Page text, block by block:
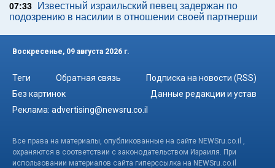
07:33
Известный израильский певец задержан по
подозрению в насилии в отношении своей партнерши
Воскресенье, 09 августа 2026 г.
Теги Обратная связь
Подписка на новости (RSS)
Без картинок
Данные редакции и устав
Реклама: advertising@newsru.co.il
Все права на материалы, опубликованные на сайте NEWSru.co.il ,
охраняются в соответствии с законодательством Израиля. При
использовании материалов сайта гиперссылка на NEWSru.co.il